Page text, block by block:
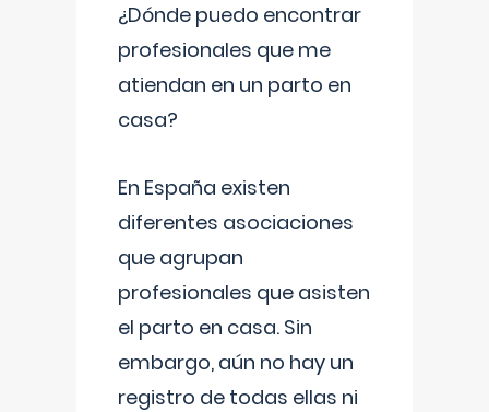
¿Dónde puedo encontrar
profesionales que me
atiendan en un parto en
casa?
En España existen
diferentes asociaciones
que agrupan
profesionales que asisten
el parto en casa. Sin
embargo, aún no hay un
registro de todas ellas ni